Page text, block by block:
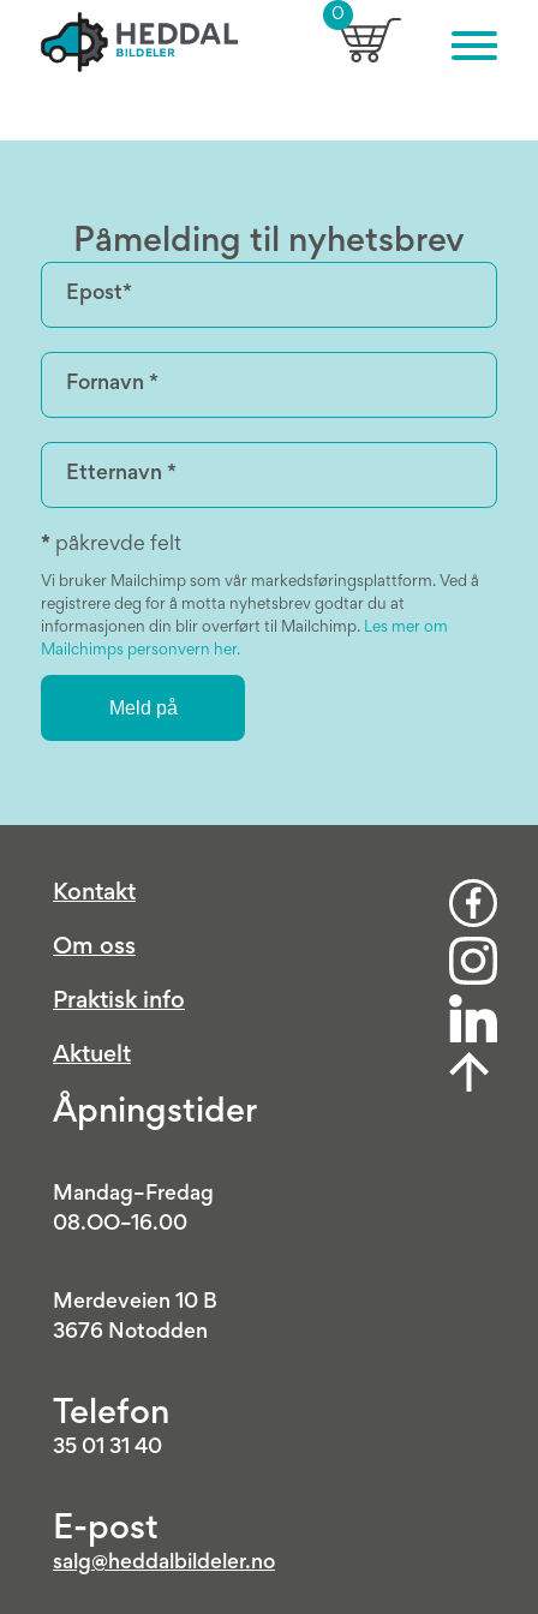
0
Påmelding til nyhetsbrev
* påkrevde felt
Vi bruker Mailchimp som vår markedsføringsplattform. Ved å
registrere deg for å motta nyhetsbrev godtar du at
informasjonen din blir overført til Mailchimp. Les mer om
Mailchimps personvern her.
Kontakt
Om oss
Praktisk info
Aktuelt
Åpningstider
Mandag–Fredag
08.OO–16.00
Merdeveien 10 B
3676 Notodden
Telefon
35 01 31 40
E-post
salg@heddalbildeler.no